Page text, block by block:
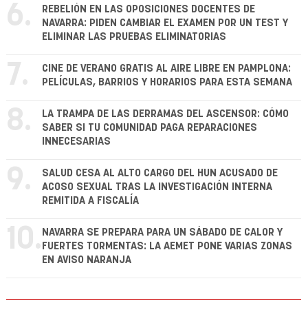
6.
REBELIÓN EN LAS OPOSICIONES DOCENTES DE
NAVARRA: PIDEN CAMBIAR EL EXAMEN POR UN TEST Y
ELIMINAR LAS PRUEBAS ELIMINATORIAS
7.
CINE DE VERANO GRATIS AL AIRE LIBRE EN PAMPLONA:
PELÍCULAS, BARRIOS Y HORARIOS PARA ESTA SEMANA
8.
LA TRAMPA DE LAS DERRAMAS DEL ASCENSOR: CÓMO
SABER SI TU COMUNIDAD PAGA REPARACIONES
INNECESARIAS
9.
SALUD CESA AL ALTO CARGO DEL HUN ACUSADO DE
ACOSO SEXUAL TRAS LA INVESTIGACIÓN INTERNA
REMITIDA A FISCALÍA
10. NAVARRA SE PREPARA PARA UN SÁBADO DE CALOR Y
FUERTES TORMENTAS: LA AEMET PONE VARIAS ZONAS
EN AVISO NARANJA